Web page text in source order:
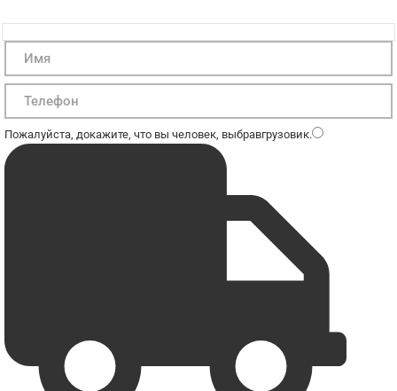
Пожалуйста, докажите, что вы человек, выбравгрузовик.